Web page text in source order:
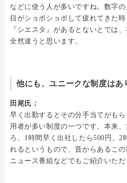
などに使う人が多いですね。数字の
目がショボショボして疲れてきた
『シエスタ』があるとないとでは
全然違うと思います。
他にも、ユニークな制度はあ
田尾氏：
早く出勤するとその分手当てがも
用者が多い制度の一つです。本来
ろ、1時間早く出社したら500円、2
れるというもので、昔からあるこ
ニュース番組などでもご紹介いただ